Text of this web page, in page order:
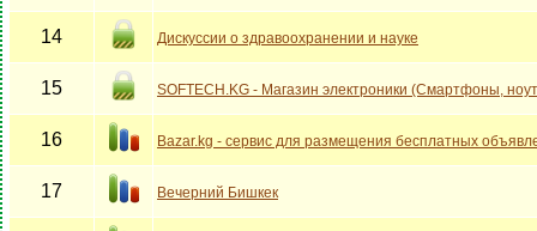
14 Дискуссии о здравоохранении и науке
15 SOFTECH.KG - Магазин электроники (Смартфоны,
16 Bazar.kg - сервис для размещения бесплатных
17 Вечерний Бишкек